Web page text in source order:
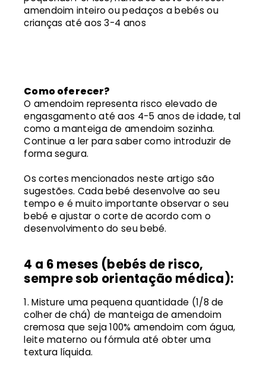
amendoim inteiro ou pedaços a bebés ou
crianças até aos 3-4 anos
Como oferecer?
O amendoim representa risco elevado de
engasgamento até aos 4-5 anos de idade, tal
como a manteiga de amendoim sozinha.
Continue a ler para saber como introduzir de
forma segura.
Os cortes mencionados neste artigo são
sugestões. Cada bebé desenvolve ao seu
tempo e é muito importante observar o seu
bebé e ajustar o corte de acordo com o
desenvolvimento do seu bebé.
4 a 6 meses (bebés de risco,
sempre sob orientação médica):
Misture uma pequena quantidade (1/8 de
colher de chá) de manteiga de amendoim
cremosa que seja 100% amendoim com água,
leite materno ou fórmula até obter uma
textura líquida.